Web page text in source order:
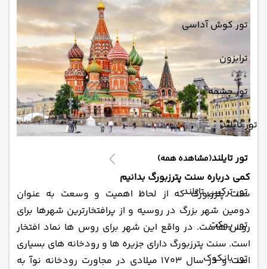
تور کوش آداسی
ترابزون
تور چشمه
تور تایلند
تور تایلند(مشاهده همه)
تور ترکیبی تایلند
تور پوکت
تور بانکوک
کمی درباره سنت پترزبورگ بدانیم
سنت پترزبورگ که از لحاظ اهمیت و وسعت به عنوان
دومین شهر بزرگ در روسیه و از پرافتخارترین شهرها برای
روس هاست. در واقع این شهر برای روس ها نماد افتخار
است. سنت پترزبورگ دارای جزیره ها و رودخانه های بسیاری
است و در سال 1703 میلادی در مجاورت رودخانه نوآ به